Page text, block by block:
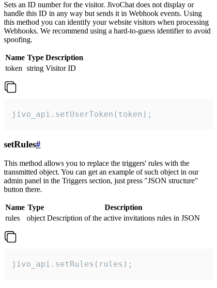
Sets an ID number for the visitor. JivoChat does not display or
handle this ID in any way but sends it in Webhook events. Using
this method you can identify your website visitors when processing
Webhooks. We recommend using a hard-to-guess identifier to avoid
spoofing.
Name Type Description
token string Visitor ID
jivo_api.setUserToken(token);
setRules#
This method allows you to replace the triggers' rules with the
transmitted object. You can get an example of such object in our
admin panel in the Triggers section, just press "JSON structure"
button there.
Name Type
Description
rules
object Description of the active invitations rules in JSON
jivo_api.setRules(rules);